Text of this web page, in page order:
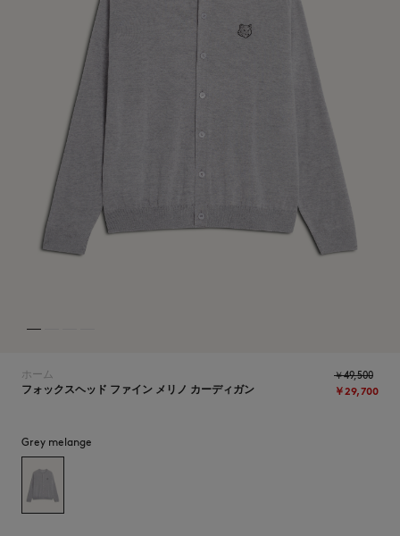
NEW IN
ホーム
フォックスヘッド ファイン メリノ カーディガン
￥29,700
￥49,500
Grey melange